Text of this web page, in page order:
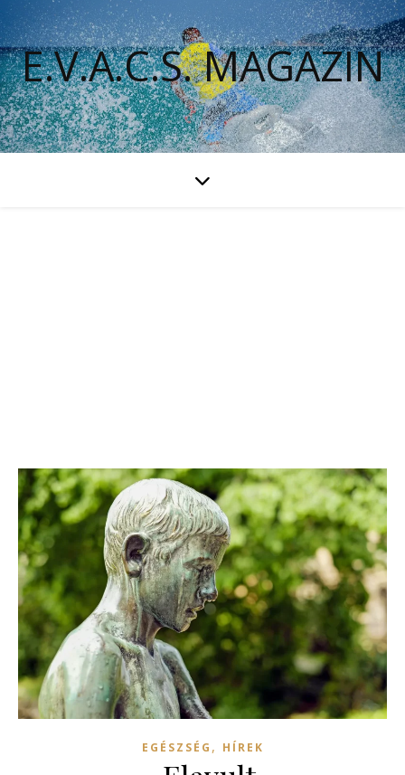
E.V.A.C.S. MAGAZIN
EGÉSZSÉG , HÍREK